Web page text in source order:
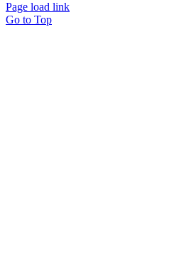
Page load link
Go to Top